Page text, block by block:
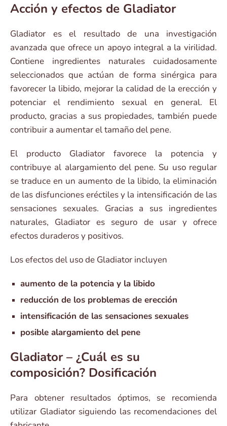
Acción y efectos de Gladiator
Gladiator es el resultado de una investigación
avanzada que ofrece un apoyo integral a la virilidad.
Contiene ingredientes naturales cuidadosamente
seleccionados que actúan de forma sinérgica para
favorecer la libido, mejorar la calidad de la erección y
potenciar el rendimiento sexual en general. El
producto, gracias a sus propiedades, también puede
contribuir a aumentar el tamaño del pene.
El producto Gladiator favorece la potencia y
contribuye al alargamiento del pene. Su uso regular
se traduce en un aumento de la libido, la eliminación
de las disfunciones eréctiles y la intensificación de las
sensaciones sexuales. Gracias a sus ingredientes
naturales, Gladiator es seguro de usar y ofrece
efectos duraderos y positivos.
Los efectos del uso de Gladiator incluyen
aumento de la potencia y la libido
reducción de los problemas de erección
intensificación de las sensaciones sexuales
posible alargamiento del pene
Gladiator – ¿Cuál es su
composición? Dosificación
Para obtener resultados óptimos, se recomienda
utilizar Gladiator siguiendo las recomendaciones del